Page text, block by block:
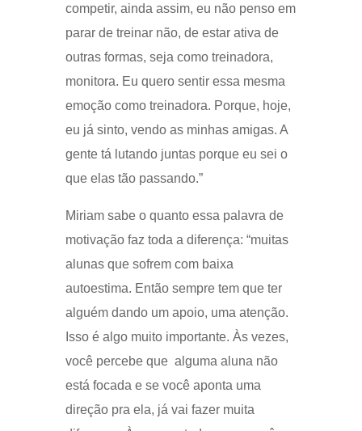
competir, ainda assim, eu não penso em
parar de treinar não, de estar ativa de
outras formas, seja como treinadora,
monitora. Eu quero sentir essa mesma
emoção como treinadora. Porque, hoje,
eu já sinto, vendo as minhas amigas. A
gente tá lutando juntas porque eu sei o
que elas tão passando.”
Miriam sabe o quanto essa palavra de
motivação faz toda a diferença: “muitas
alunas que sofrem com baixa
autoestima. Então sempre tem que ter
alguém dando um apoio, uma atenção.
Isso é algo muito importante. Às vezes,
você percebe que alguma aluna não
está focada e se você aponta uma
direção pra ela, já vai fazer muita